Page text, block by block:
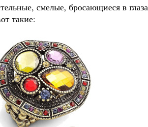
смелые, бросающиеся в глаза
такие: